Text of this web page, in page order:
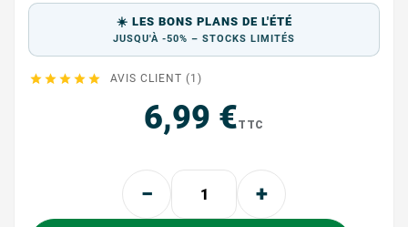
☀️ LES BONS PLANS DE L'ÉTÉ
JUSQU'À -50% – STOCKS LIMITÉS
     AVIS CLIENT (1)
6,99 €TTC